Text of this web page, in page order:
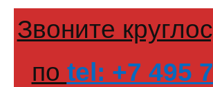
Звоните
по tel: +7 495